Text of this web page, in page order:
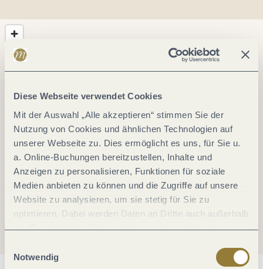
Diese Webseite verwendet Cookies
Mit der Auswahl „Alle akzeptieren“ stimmen Sie der
Nutzung von Cookies und ähnlichen Technologien auf
unserer Webseite zu. Dies ermöglicht es uns, für Sie u.
a. Online-Buchungen bereitzustellen, Inhalte und
Anzeigen zu personalisieren, Funktionen für soziale
Medien anbieten zu können und die Zugriffe auf unsere
Website zu analysieren, um sie stetig für Sie zu
optimieren. Dabei werden Daten an Dritte auch außerhalb
der Europäischen Union weitergegeben und dort
jederzeit widerrufen werden. Mit der Auswahl "Alle
Notwendig